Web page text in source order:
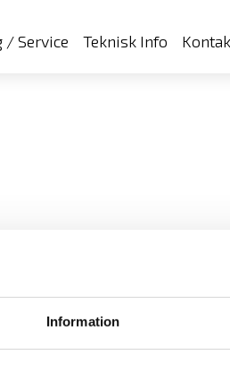
Information
/ Service Teknisk Info